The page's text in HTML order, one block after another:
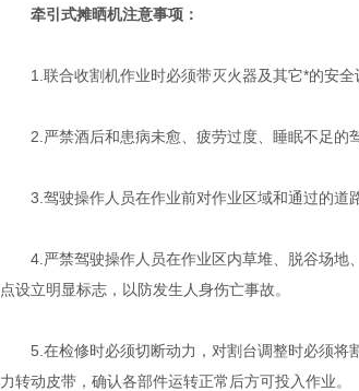
牵引式摊晒机注意事项：
1.联合收割机作业时必须带灭火器及其它*的安全
2.严禁酒后和患病未愈、疲劳过度、睡眠不足的驾
3.驾驶操作人员在作业前对作业区域和通过的道
4.严禁驾驶操作人员在作业区内草堆、脱谷场地
点设立明显标志，以防发生人身伤亡事故。
5.在检修时必须切断动力，对割台调整时必须将
力转动皮带，确认各部件运转正常后方可投入作业。